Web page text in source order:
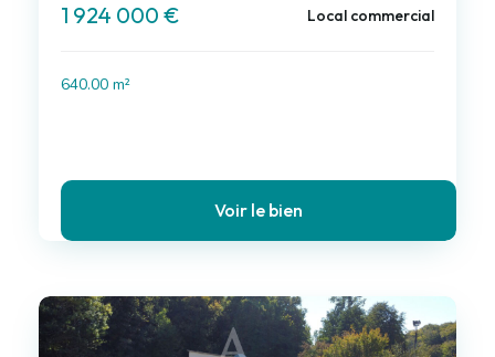
1 924 000 € Local commercial
640.00 m²
Voir le bien